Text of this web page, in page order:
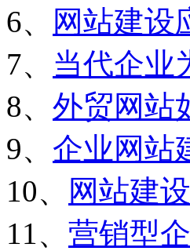
6、
网站建设
7、 当代企业
8、 外贸网站
9、 企业网站
10、
网站建
11、 营销型